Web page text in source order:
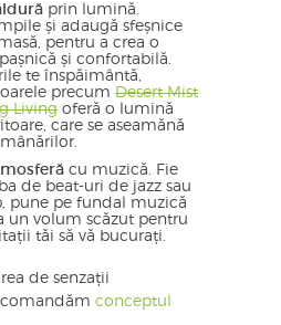
prin lumină.
și adaugă sfeșnice
pentru a crea o
și confortabilă.
te înspăimântă,
precum Desert Mist
Living oferă o lumină
care se aseamănă
cu muzică. Fie
de beat-uri de jazz sau
pune pe fundal muzică
un volum scăzut pentru
tăi să vă bucurați.
de senzații
conceptul